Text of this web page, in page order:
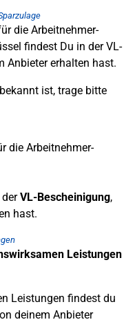
die Arbeitnehmer-
findest Du in der VL-
Anbieter erhalten hast.
ist, trage bitte
die Arbeitnehmer-
VL-Bescheinigung,
hast.
Leistungen
Leistungen findest du
deinem Anbieter